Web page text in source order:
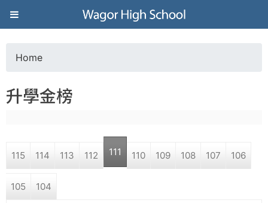
Jump to navigation
葳
格
高
學
o
a
r
Home
升學金榜
115 114 113 112 111 110 109 108 107 106
105 104